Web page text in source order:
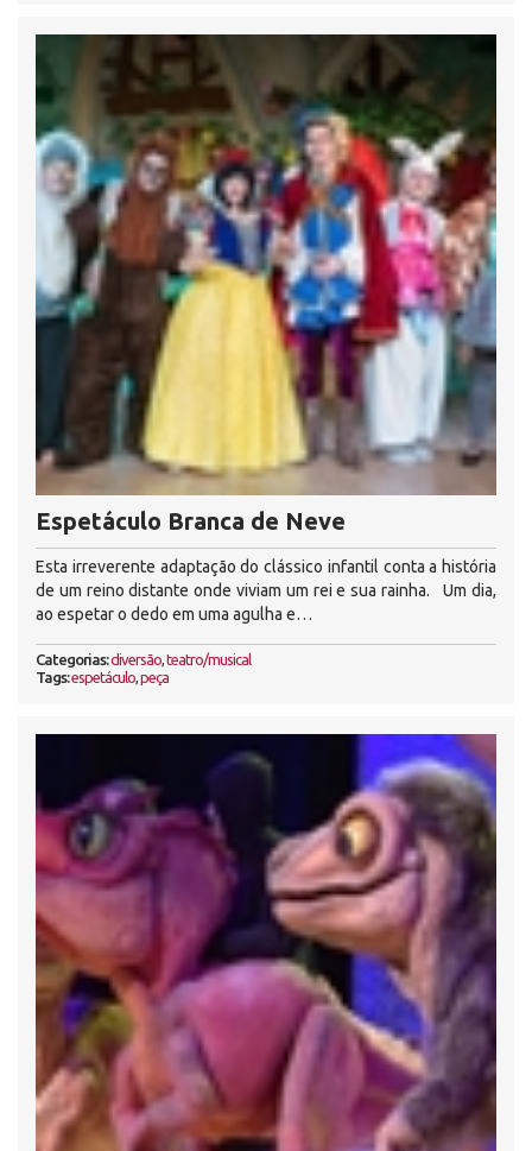
Espetáculo Branca de Neve
Esta irreverente adaptação do clássico infantil conta a história
de um reino distante onde viviam um rei e sua rainha. Um dia,
ao espetar o dedo em uma agulha e…
Categorias:diversão,teatro/musical
Tags:espetáculo,peça